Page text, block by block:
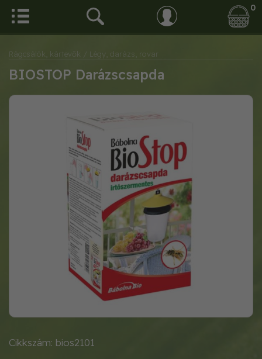
0
Rágcsálók, kártevők / Légy, darázs, rovar
BIOSTOP Darázscsapda
Cikkszám: bios2101